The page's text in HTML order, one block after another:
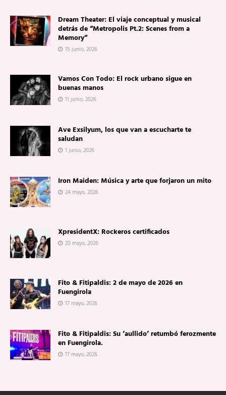
Dream Theater: El viaje conceptual y musical
detrás de “Metropolis Pt.2: Scenes from a
Memory”
15 junio, 2026
Vamos Con Todo: El rock urbano sigue en
buenas manos
11 junio, 2026
Ave Exsilyum, los que van a escucharte te
saludan
1 junio, 2026
Iron Maiden: Música y arte que forjaron un mito
24 mayo, 2026
XpresidentX: Rockeros certificados
20 mayo, 2026
Fito & Fitipaldis: 2 de mayo de 2026 en
Fuengirola
17 mayo, 2026
Fito & Fitipaldis: Su ‘aullido’ retumbó ferozmente
en Fuengirola.
17 mayo, 2026